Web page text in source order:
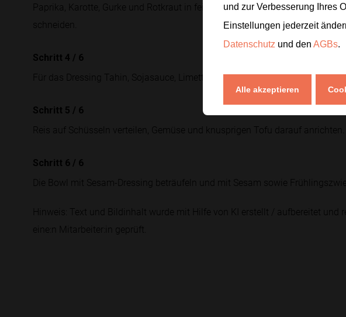
Paprika, Karotte, Gurke und Rotkraut in feine Streifen schneiden.
schneiden.
Schritt 4 / 6
Für das Dressing Tahin, Sojasauce, Limettensaft, Ahornsirup und Wasser
Schritt 5 / 6
Reis auf Schüsseln verteilen, Gemüse und knusprigen Tofu darauf anrichten.
Schritt 6 / 6
Die Bowl mit Sesam-Dressing beträufeln und mit Sesam sowie
Hinweis: Text und Bildinhalt wurde mit Hilfe von KI erstellt / aufbereitet und
eine:n Mitarbeiter:in geprüft.
und zur Verbesserung Ihres
Einstellungen jederzeit
Datenschutz und den AGBs.
Alle akzeptieren